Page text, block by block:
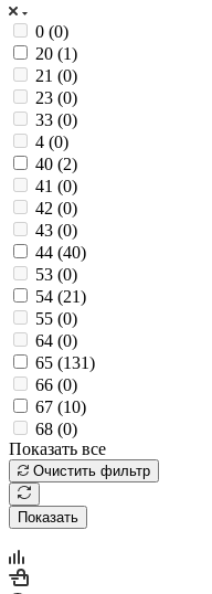
0 (0)
20 (1)
21 (0)
23 (0)
33 (0)
4 (0)
40 (2)
41 (0)
42 (0)
43 (0)
44 (40)
53 (0)
54 (21)
55 (0)
64 (0)
65 (131)
66 (0)
67 (10)
68 (0)
Показать все
Очистить фильтр
Показать